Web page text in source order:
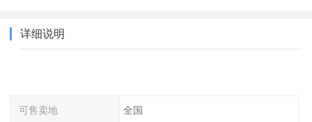
详细说明
可售卖地 全国